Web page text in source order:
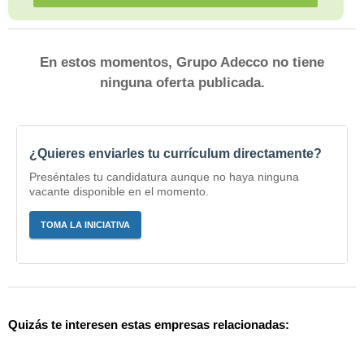
En estos momentos, Grupo Adecco no tiene
ninguna oferta publicada.
¿Quieres enviarles tu currículum directamente?
Preséntales tu candidatura aunque no haya ninguna
vacante disponible en el momento.
TOMA LA INICIATIVA
Quizás te interesen estas empresas relacionadas: